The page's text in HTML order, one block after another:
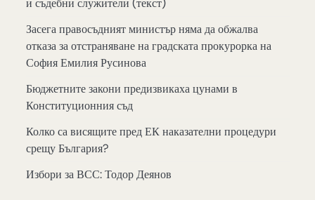
Засега правосъдният министър няма да обжалва
отказа за отстраняване на градската прокурорка на
София Емилия Русинова
Бюджетните закони предизвикаха цунами в
Конституционния съд
Колко са висящите пред ЕК наказателни процедури
срещу България?
Избори за ВСС: Тодор Деянов